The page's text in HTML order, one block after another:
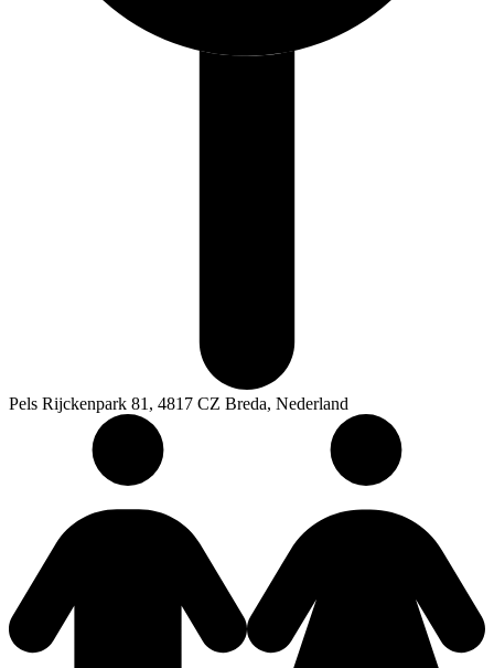
Pels Rijckenpark 81, 4817 CZ Breda, Nederland